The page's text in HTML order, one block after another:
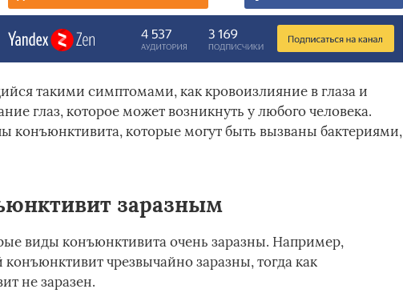
такими симптомами, как кровоизлияние в глаза и
глаз, которое может возникнуть у любого человека.
конъюнктивита, которые могут быть вызваны бактериями,
заразным
виды конъюнктивита очень заразны. Например,
чрезвычайно заразны, тогда как
не заразен.